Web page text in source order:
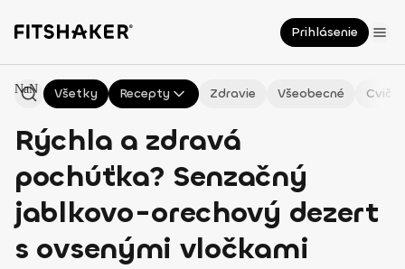
Prihlásenie
Všetky Recepty Zdravie Všeobecné
Rýchla a zdravá
pochúťka? Senzačný
jablkovo-orechový dezert
s ovsenými vločkami
NaN